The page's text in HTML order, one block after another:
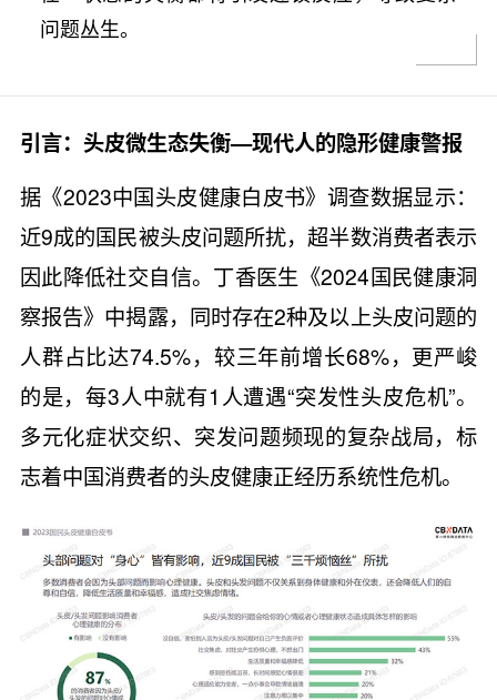
问题丛生。
引言：头皮微生态失衡—现代人的隐形健康警报
据《2023中国头皮健康白皮书》调查数据显示：
近9成的国民被头皮问题所扰，超半数消费者表示
因此降低社交自信。丁香医生《2024国民健康洞
察报告》中揭露，同时存在2种及以上头皮问题的
人群占比达74.5%，较三年前增长68%，更严峻
的是，每3人中就有1人遭遇“突发性头皮危机”。
多元化症状交织、突发问题频现的复杂战局，标
志着中国消费者的头皮健康正经历系统性危机。